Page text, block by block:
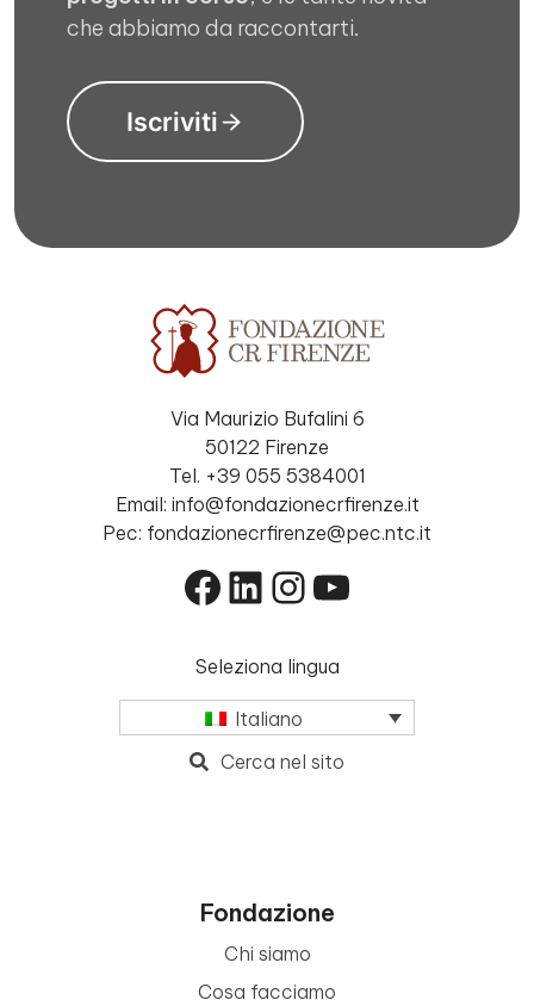
che abbiamo da raccontarti.
Iscriviti
Via Maurizio Bufalini 6
50122 Firenze
Tel. +39 055 5384001
Email: info@fondazionecrfirenze.it
Pec: fondazionecrfirenze@pec.ntc.it
Facebook
LinkedIn
Instagram
YouTube
Seleziona lingua
Italiano
Cerca nel sito
Fondazione
Chi siamo
Cosa facciamo